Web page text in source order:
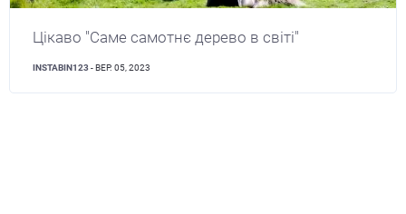
Цікаво "Саме самотнє дерево в світі"
INSTABIN123 - ВЕР. 05, 2023